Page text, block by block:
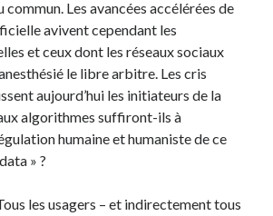
commun. Les avancées accélérées de
avivent cependant les
et ceux dont les réseaux sociaux
le libre arbitre. Les cris
aujourd’hui les initiateurs de la
algorithmes suffiront-ils à
humaine et humaniste de ce
» ?
les usagers – et indirectement tous